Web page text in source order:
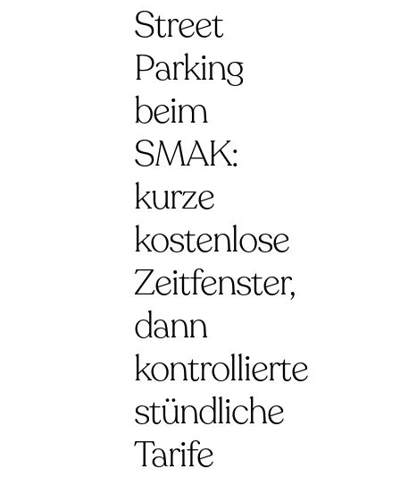
Street
Parking
beim
SMAK:
kurze
kostenlose
Zeitfenster,
dann
kontrollierte
stündliche
Tarife